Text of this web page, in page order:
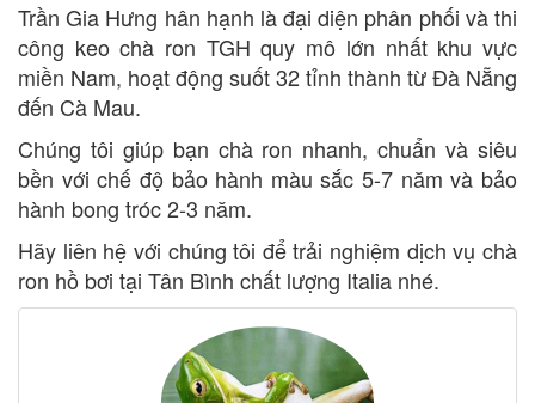
Trần Gia Hưng hân hạnh là đại diện phân phối và thi
công keo chà ron TGH quy mô lớn nhất khu vực
miền Nam, hoạt động suốt 32 tỉnh thành từ Đà Nẵng
đến Cà Mau.
Chúng tôi giúp bạn chà ron nhanh, chuẩn và siêu
bền với chế độ bảo hành màu sắc 5-7 năm và bảo
hành bong tróc 2-3 năm.
Hãy liên hệ với chúng tôi để trải nghiệm dịch vụ chà
ron hồ bơi tại Tân Bình chất lượng Italia nhé.